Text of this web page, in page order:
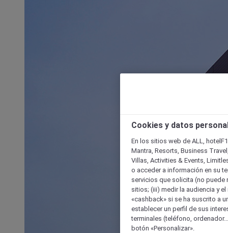
Cookies y datos
En los sitios web de ALL,
Mantra, Resorts, Business
Villas, Activities & Events,
o acceder a información en su
servicios que solicita (no puede
sitios; (iii) medir la audiencia y
«cashback» si se ha suscrito a
establecer un perfil de sus
terminales (teléfono,
botón «Personalizar».